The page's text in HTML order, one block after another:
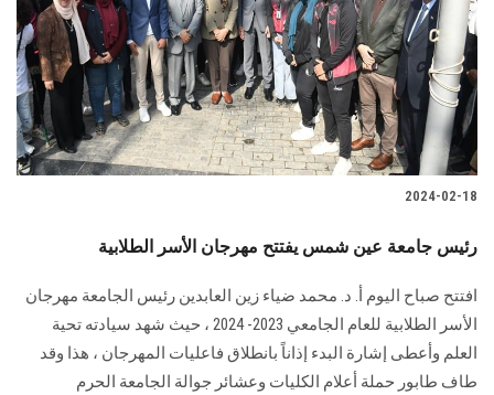
2024-02-18
رئيس جامعة عين شمس يفتتح مهرجان الأسر الطلابية
افتتح صباح اليوم أ. د. محمد ضياء زين العابدين رئيس الجامعة مهرجان
الأسر ‏الطلابية للعام الجامعي 2023- 2024‏‎ ‎، حيث شهد سيادته تحية
العلم وأعطى إشارة البدء إذاناً ‏بانطلاق فاعليات المهرجان ‏، هذا وقد
طاف طابور حملة أعلام الكليات وعشائر جوالة الجامعة الحرم